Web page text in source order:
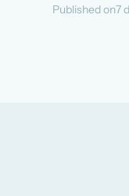
Published on7